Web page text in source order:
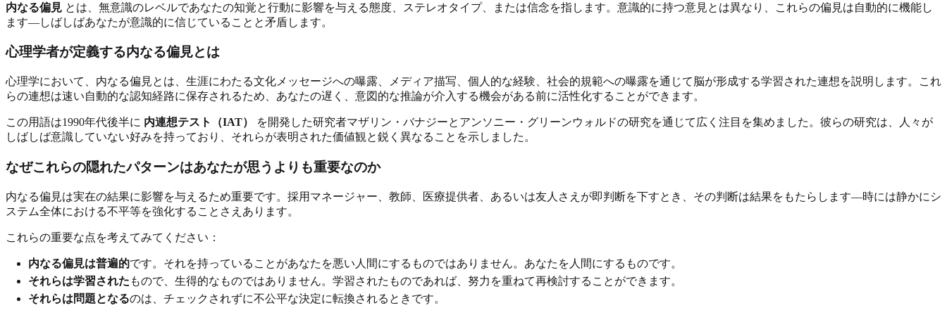
内なる偏見 とは、無意識のレベルであなたの知覚と行動に影響を与える態度、ステレオタイプ、または信念を指します。意識的に持つ意見とは異なり、これらの偏見は自動的に機能し
ます—しばしばあなたが意識的に信じていることと矛盾します。
心理学者が定義する内なる偏見とは
心理学において、内なる偏見とは、生涯にわたる文化メッセージへの曝露、メディア描写、個人的な経験、社会的規範への曝露を通じて脳が形成する学習された連想を説明します。これ
らの連想は速い自動的な認知経路に保存されるため、あなたの遅く、意図的な推論が介入する機会がある前に活性化することができます。
この用語は1990年代後半に 内連想テスト（IAT）
を開発した研究者マザリン・バナジーとアンソニー・グリーンウォルドの研究を通じて広く注目を集めました。彼らの研究は、人々が
しばしば意識していない好みを持っており、それらが表明された価値観と鋭く異なることを示しました。
なぜこれらの隠れたパターンはあなたが思うよりも重要なのか
内なる偏見は実在の結果に影響を与えるため重要です。採用マネージャー、教師、医療提供者、あるいは友人さえが即判断を下すとき、その判断は結果をもたらします—時には静かにシ
ステム全体における不平等を強化することさえあります。
これらの重要な点を考えてみてください：
内なる偏見は普遍的です。それを持っていることがあなたを悪い人間にするものではありません。あなたを人間にするものです。
それらは学習された もので、生得的なものではありません。学習されたものであれば、努力を重ねて再検討することができます。
それらは問題となるのは、チェックされずに不公平な決定に転換されるときです。